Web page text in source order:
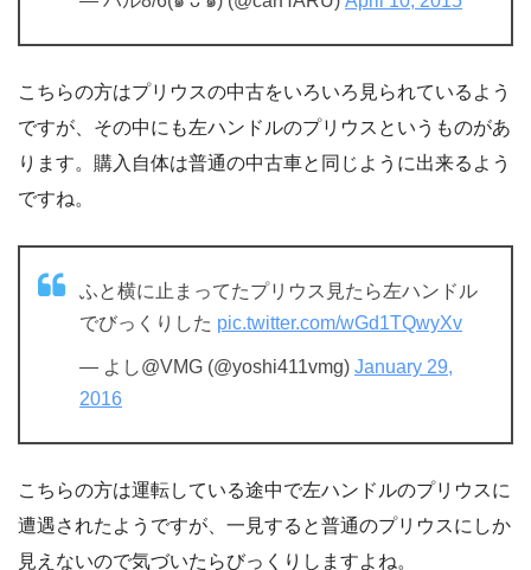
こちらの方はプリウスの中古をいろいろ見られているよう
ですが、その中にも左ハンドルのプリウスというものがあ
ります。購入自体は普通の中古車と同じように出来るよう
ですね。
ふと横に止まってたプリウス見たら左ハンドル
でびっくりした pic.twitter.com/wGd1TQwyXv
— よし@VMG (@yoshi411vmg) January 29,
2016
こちらの方は運転している途中で左ハンドルのプリウスに
遭遇されたようですが、一見すると普通のプリウスにしか
見えないので気づいたらびっくりしますよね。